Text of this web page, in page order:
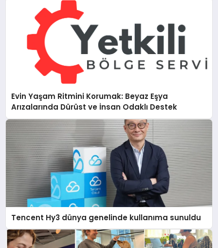
Evin Yaşam Ritmini Korumak: Beyaz Eşya
Arızalarında Dürüst ve İnsan Odaklı Destek
Tencent Hy3 dünya genelinde kullanıma sunuldu